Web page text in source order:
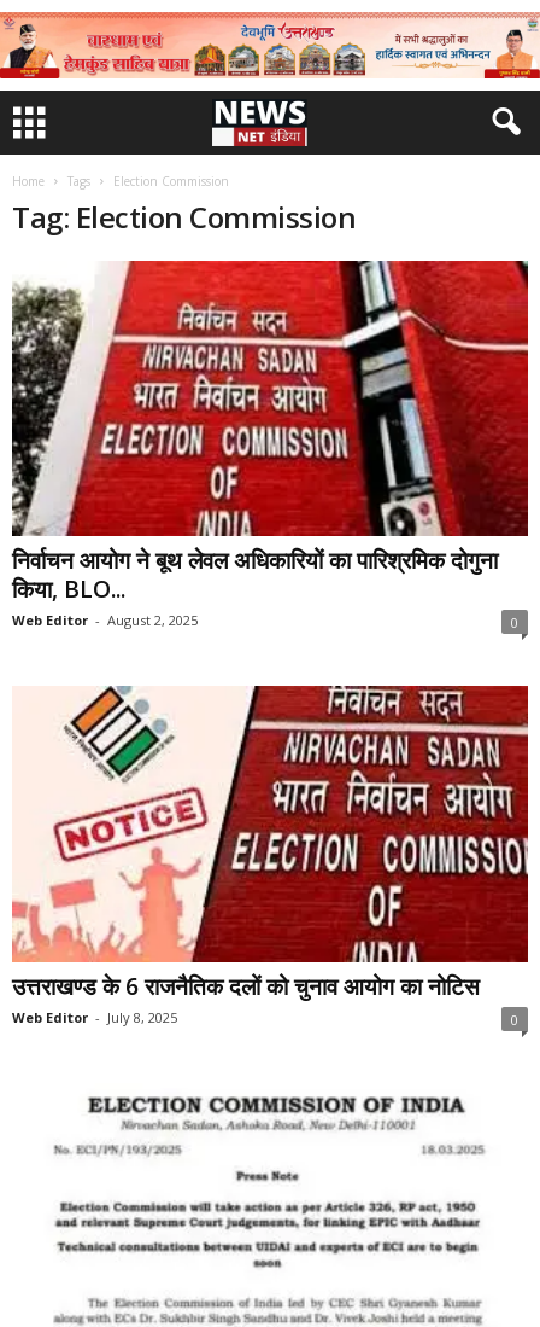
Home Tags Election Commission
Tag: Election Commission
निर्वाचन आयोग ने बूथ लेवल अधिकारियों का पारिश्रमिक दोगुना
किया, BLO...
Web Editor - August 2, 2025 0
उत्तराखण्ड के 6 राजनैतिक दलों को चुनाव आयोग का नोटिस
Web Editor - July 8, 2025 0